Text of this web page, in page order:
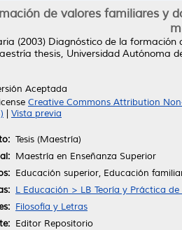
de valores familiares y
(2003) Diagnóstico de la formación
thesis, Universidad Autónoma
Aceptada
Creative Commons Attribution
Vista previa
Tesis (Maestría)
Maestría en Enseñanza Superior
Educación superior, Educación
L Educación > LB Teoría y Práctica
Filosofía y Letras
Editor Repositorio